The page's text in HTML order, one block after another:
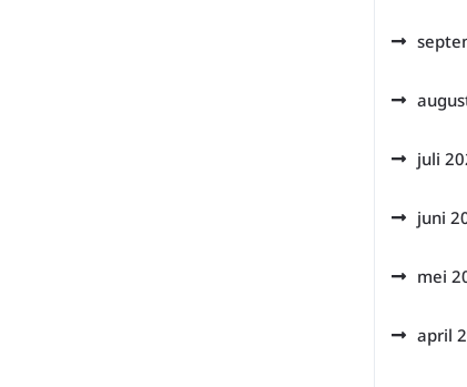
juli
juni
mei
april